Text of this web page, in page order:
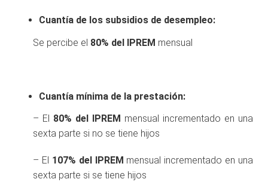
Cuantía de los subsidios de desempleo:
Se percibe el 80% del IPREM mensual
Cuantía mínima de la prestación:
– El 80% del IPREM mensual incrementado en una
sexta parte si no se tiene hijos
– El 107% del IPREM mensual incrementado en una
sexta parte si se tiene hijos